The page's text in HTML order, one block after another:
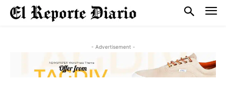
- Advertisement -